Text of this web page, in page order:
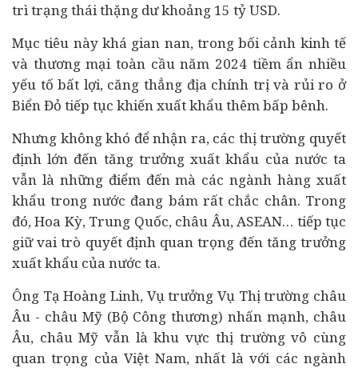
trì trạng thái thặng dư khoảng 15 tỷ USD.
Mục tiêu này khá gian nan, trong bối cảnh kinh tế
và thương mại toàn cầu năm 2024 tiềm ẩn nhiều
yếu tố bất lợi, căng thẳng địa chính trị và rủi ro ở
Biển Đỏ tiếp tục khiến xuất khẩu thêm bấp bênh.
Nhưng không khó để nhận ra, các thị trường quyết
định lớn đến tăng trưởng xuất khẩu của nước ta
vẫn là những điểm đến mà các ngành hàng xuất
khẩu trong nước đang bám rất chắc chân. Trong
đó, Hoa Kỳ, Trung Quốc, châu Âu, ASEAN… tiếp tục
giữ vai trò quyết định quan trọng đến tăng trưởng
xuất khẩu của nước ta.
Ông Tạ Hoàng Linh, Vụ trưởng Vụ Thị trường châu
Âu - châu Mỹ (Bộ Công thương) nhấn mạnh, châu
Âu, châu Mỹ vẫn là khu vực thị trường vô cùng
quan trọng của Việt Nam, nhất là với các ngành